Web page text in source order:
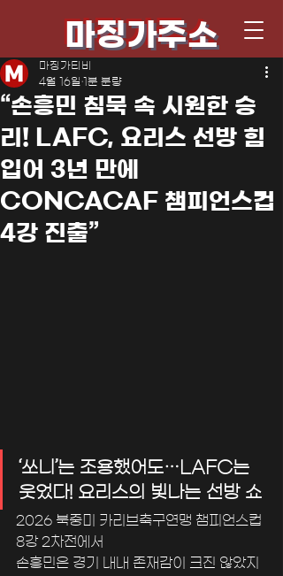
마징가주소
“손흥민 침묵 속 시원한 승
리! LAFC, 요리스 선방 힘
입어 3년 만에
CONCACAF 챔피언스컵
4강 진출”
마징가티비
4월 16일 1분 분량
‘쏘니’는 조용했어도…LAFC는
웃었다! 요리스의 빛나는 선방 쇼
2026 북중미 카리브축구연맹 챔피언스컵
8강 2차전에서
손흥민은 경기 내내 존재감이 크진 않았지